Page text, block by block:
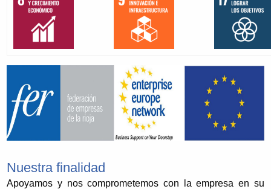
Nuestra finalidad
Apoyamos y nos comprometemos con la empresa en su